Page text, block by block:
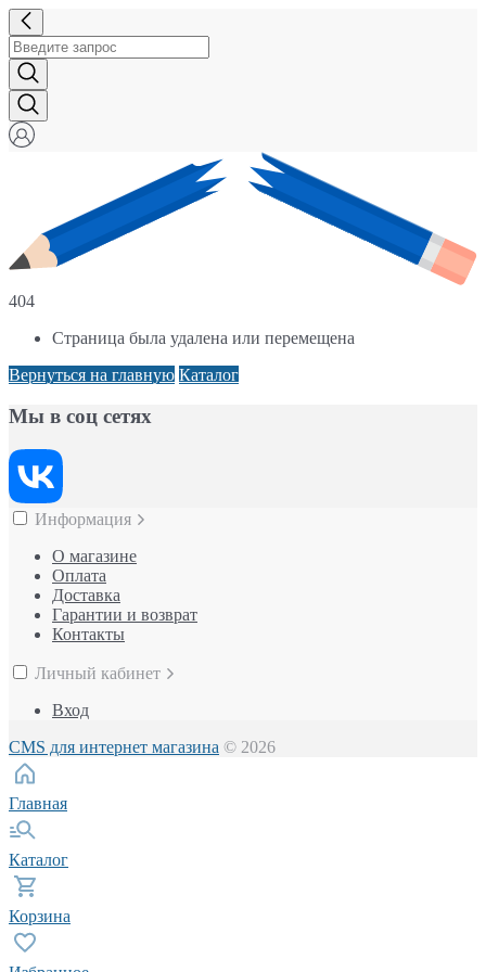
404
Страница была удалена или перемещена
Вернуться на главную Каталог
Мы в соц сетях
Информация
О магазине
Оплата
Доставка
Гарантии и возврат
Контакты
Личный кабинет
Вход
CMS для интернет магазина © 2026
Главная
Каталог
Корзина